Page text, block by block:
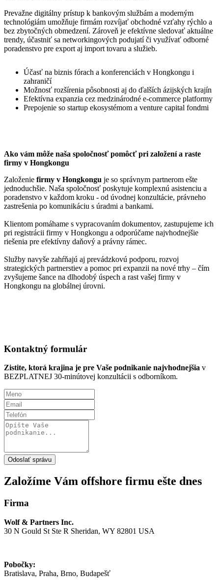
Prevažne digitálny prístup k bankovým službám a moderným
technológiám umožňuje firmám rozvíjať obchodné vzťahy rýchlo a
bez zbytočných obmedzení. Zároveň je efektívne sledovať aktuálne
trendy, účastniť sa networkingových podujatí či využívať odborné
poradenstvo pre export aj import tovaru a služieb.
Účasť na biznis fórach a konferenciách v Hongkongu i
zahraničí
Možnosť rozšírenia pôsobnosti aj do ďalších ázijských krajín
Efektívna expanzia cez medzinárodné e-commerce platformy
Prepojenie so startup ekosystémom a venture capital fondmi
Ako vám môže naša spoločnosť pomôcť pri založení a raste
firmy v Hongkongu
Založenie firmy v Hongkongu je so správnym partnerom ešte
jednoduchšie. Naša spoločnosť poskytuje komplexnú asistenciu a
poradenstvo v každom kroku - od úvodnej konzultácie, právneho
zastrešenia po komunikáciu s úradmi a bankami.
Klientom pomáhame s vypracovaním dokumentov, zastupujeme ich
pri registrácii firmy v Hongkongu a odporúčame najvhodnejšie
riešenia pre efektívny daňový a právny rámec.
Služby navyše zahŕňajú aj prevádzkovú podporu, rozvoj
strategických partnerstiev a pomoc pri expanzii na nové trhy – čím
zvyšujeme šance na dlhodobý úspech a rast vašej firmy v
Hongkongu na globálnej úrovni.
Kontaktný formulár
Zistite, ktorá krajina je pre Vaše podnikanie najvhodnejšia v
BEZPLATNEJ 30-minútovej konzultácii s odborníkom.
Odoslať správu
Založíme Vám offshore firmu ešte dnes
Firma
Wolf & Partners Inc.
30 N Gould St Ste R Sheridan, WY 82801 USA
Pobočky:
Bratislava, Praha, Brno, Budapešť